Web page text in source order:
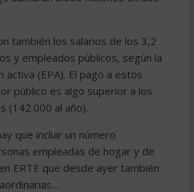
también los salarios de los 3,2
y empleados públicos, según la
activa (EPA). El pago a estos
público es algo superior a los
(142.000 al año).
que incluir un número
empleadas de hogar y de
ERTE que desde ayer también